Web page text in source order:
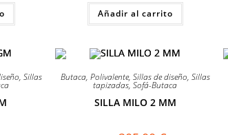
€.
original
era:
210,00 €.
actual
es:
170,00 €.
Añadir al carrito
, Sillas
Butaca, Polivalente, Sillas de diseño, Sillas
tapizadas, Sofá-Butaca
SILLA MILO 2 MM